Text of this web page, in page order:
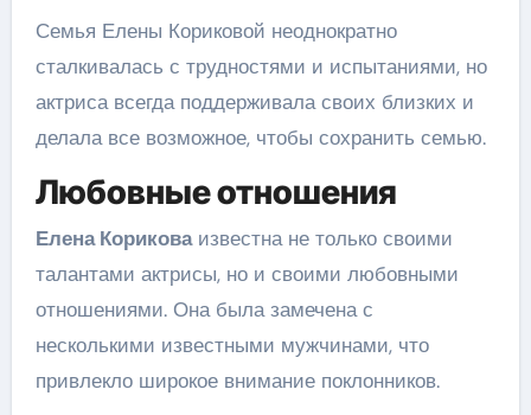
Семья Елены Кориковой неоднократно
сталкивалась с трудностями и испытаниями, но
актриса всегда поддерживала своих близких и
делала все возможное, чтобы сохранить семью.
Любовные отношения
Елена Кориковаизвестна не только своими
талантами актрисы, но и своими любовными
отношениями. Она была замечена с
несколькими известными мужчинами, что
привлекло широкое внимание поклонников.